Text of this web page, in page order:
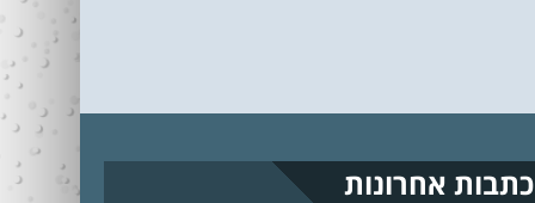
כתבות אחרונות